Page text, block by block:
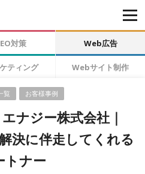
対策 Web広告
ティング Webサイト制作
覧 お客様事例
ナジー株式会社｜
決に伴走してくれる
トナー